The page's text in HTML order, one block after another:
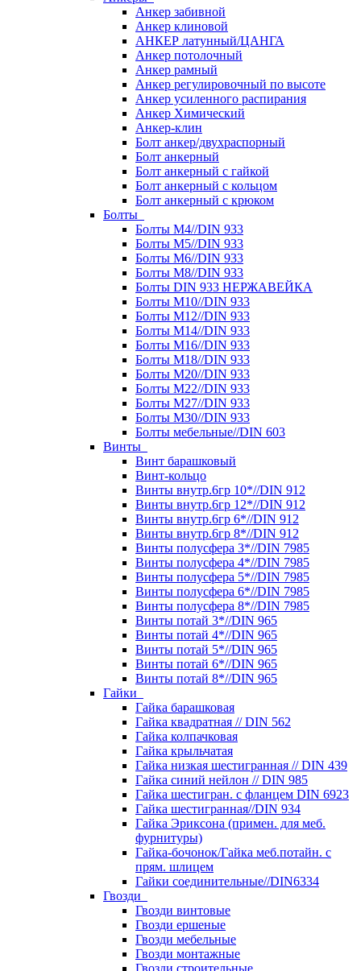
Анкер забивной
Анкер клиновой
АНКЕР латунный/ЦАНГА
Анкер потолочный
Анкер рамный
Анкер регулировочный по высоте
Анкер усиленного распирания
Анкер Химический
Анкер-клин
Болт анкер/двухраспорный
Болт анкерный
Болт анкерный с гайкой
Болт анкерный с кольцом
Болт анкерный с крюком
Болты
Болты М4//DIN 933
Болты М5//DIN 933
Болты М6//DIN 933
Болты М8//DIN 933
Болты DIN 933 НЕРЖАВЕЙКА
Болты М10//DIN 933
Болты М12//DIN 933
Болты М14//DIN 933
Болты М16//DIN 933
Болты М18//DIN 933
Болты М20//DIN 933
Болты М22//DIN 933
Болты М27//DIN 933
Болты М30//DIN 933
Болты мебельные//DIN 603
Винты
Винт барашковый
Винт-кольцо
Винты внутр.6гр 10*//DIN 912
Винты внутр.6гр 12*//DIN 912
Винты внутр.6гр 6*//DIN 912
Винты внутр.6гр 8*//DIN 912
Винты полусфера 3*//DIN 7985
Винты полусфера 4*//DIN 7985
Винты полусфера 5*//DIN 7985
Винты полусфера 6*//DIN 7985
Винты полусфера 8*//DIN 7985
Винты потай 3*//DIN 965
Винты потай 4*//DIN 965
Винты потай 5*//DIN 965
Винты потай 6*//DIN 965
Винты потай 8*//DIN 965
Гайки
Гайка барашковая
Гайка квадратная // DIN 562
Гайка колпачковая
Гайка крыльчатая
Гайка низкая шестигранная // DIN 439
Гайка синий нейлон // DIN 985
Гайка шестигран. с фланцем DIN 6923
Гайка шестигранная//DIN 934
Гайка Эриксона (примен. для меб.
фурнитуры)
Гайка-бочонок/Гайка меб.потайн. с
прям. шлицем
Гайки соединительные//DIN6334
Гвозди
Гвозди винтовые
Гвозди ершеные
Гвозди мебельные
Гвозди монтажные
Гвозди строительные